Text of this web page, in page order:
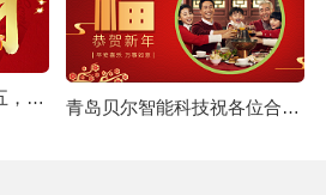
青岛贝尔科技：正月初五，迎财纳福！26.2.21 青岛贝尔智能科技祝各位合作伙伴2026马年大吉，新年快乐26.2.16